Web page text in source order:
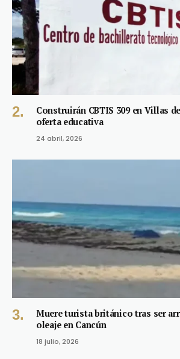
Construirán CBTIS 309 en Villas
oferta educativa
24 abril, 2026
Muere turista británico tras ser
oleaje en Cancún
18 julio, 2026